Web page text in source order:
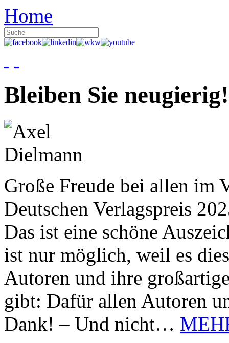
Home
Bleiben Sie neugierig!
Große Freude bei allen im
Deutschen Verlagspreis
Das ist eine schöne
ist nur möglich, weil es
Autoren und ihre
gibt: Dafür allen Autoren
Dank! – Und nicht…